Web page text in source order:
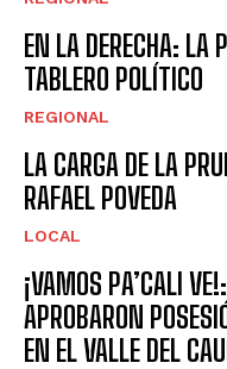
EN LA DERECHA: LA
TABLERO POLÍTICO
REGIONAL
LA CARGA DE LA
RAFAEL POVEDA
LOCAL
¡VAMOS PA’CALI
APROBARON
EN EL VALLE DEL